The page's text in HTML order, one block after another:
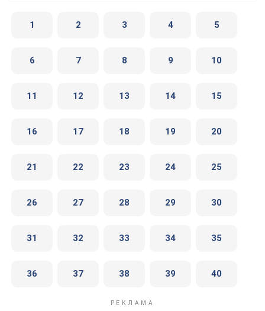
1 2 3 4 5
6 7 8 9 10
11 12 13 14 15
16 17 18 19 20
21 22 23 24 25
26 27 28 29 30
31 32 33 34 35
36 37 38 39 40